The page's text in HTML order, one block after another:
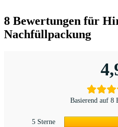
8 Bewertungen für
Nachfüllpackung
Basierend auf 8
5 Sterne